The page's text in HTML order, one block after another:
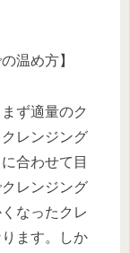
温め方】
ず適量のク
レンジング
合わせて目
レンジング
なったクレ
ます。しか